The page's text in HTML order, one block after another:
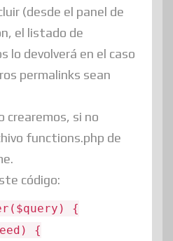
(desde el panel de
el listado de
lo devolverá en el caso
permalinks sean
crearemos, si no
functions.php de
código:
{
{